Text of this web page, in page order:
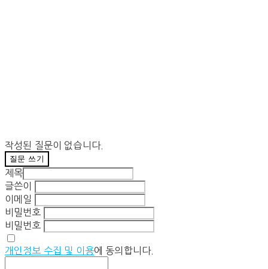
작성된 질문이 없습니다.
질문 쓰기
제목
글쓴이
이메일
비밀번호
비밀번호
개인정보 수집 및 이용에 동의합니다.